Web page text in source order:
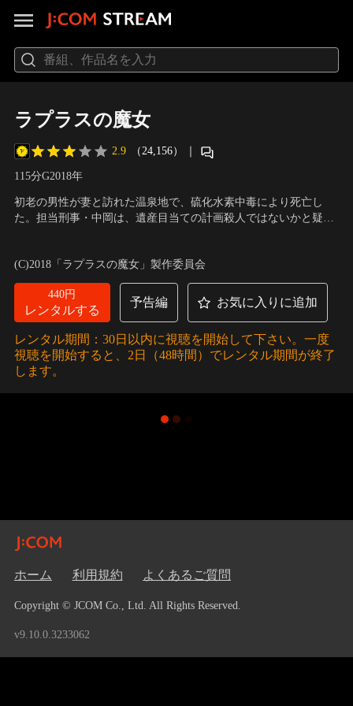
ラプラスの魔女
2.9 （24,156） ｜
115分G2018年
初老の男性が妻と訪れた温泉地で、硫化水素中毒により死亡し
た。担当刑事・中岡は、遺産目当ての計画殺人ではないかと疑い
ガスを吸引させる計画殺人は実行不可能」と事件性を否定した。
しかし、同じ自然現象による事故が連続して起こり…。
(C)2018「ラプラスの魔女」製作委員会
440円
レンタルする
予告編 お気に入りに追加
レンタル期間：30日以内に視聴を開始して下さい。一度
視聴を開始すると、2日（48時間）でレンタル期間が終了
します。
ホーム 利用規約 よくあるご質問
Copyright © JCOM Co., Ltd. All Rights Reserved.
v9.10.0.3233062